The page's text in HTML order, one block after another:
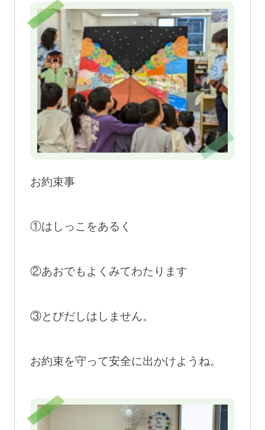
お約束事
①はしっこをあるく
②あおでもよくみてわたります
③とびだしはしません。
お約束を守って安全に出かけようね。